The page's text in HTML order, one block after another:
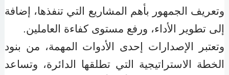
خدمات الجهات الحكومية
خدمات الموظفين
المكتبة الإلكترونية
وتعريف الجمهور بأهم المشاريع التي تنفذها، إضافة
إلى تطوير الأداء، ورفع مستوى كفاءة العاملين.
وتعتبر الإصدارات إحدى الأدوات المهمة، من بنود
الخطة الاستراتيجية التي تطلقها الدائرة، وتساعد